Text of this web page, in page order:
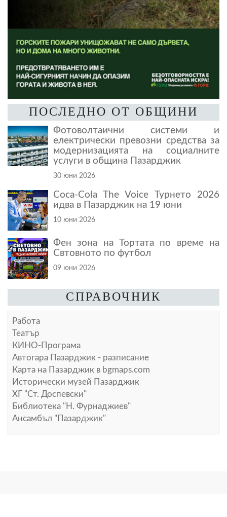
ПОСЛЕДНО ОТ ОБЩИНИ
Фотоволтаични системи и
електрически превозни средства за
модернизацията на социалните
услуги в община Пазарджик
30 юни 2026
Coca-Cola The Voice Турнето 2026
идва в Пазарджик на 19 юни
10 юни 2026
Фен зона на Тортата по време на
Свтовното по футбол
09 юни 2026
СПРАВОЧНИК
Работа
Театър
КИНО-Програма
Автогара Пазарджик - разписание
Карта на Пазарджик в bgmaps.com
Исторически музей Пазарджик
ХГ "Ст. Доспевски"
Библиотека "Н. Фурнаджиев"
Ансамбъл "Пазарджик"